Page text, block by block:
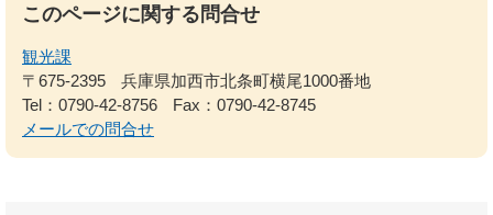
このページに関する問合せ
観光課
〒675-2395
兵庫県加西市北条町横尾1000番地
Tel：0790-42-8756
Fax：0790-42-8745
メールでの問合せ